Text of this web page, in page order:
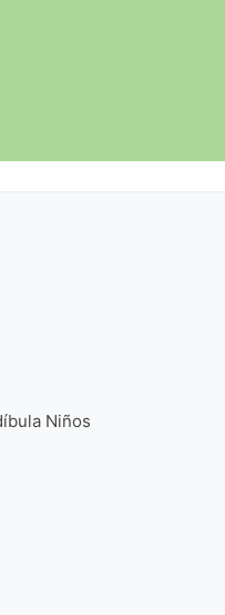
Niños